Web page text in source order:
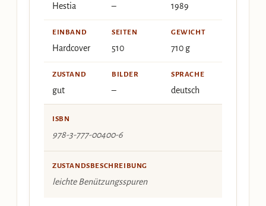
Hestia – 1989
EINBAND
Hardcover
SEITEN
510
GEWICHT
710 g
ZUSTAND
gut
BILDER
–
SPRACHE
deutsch
ISBN
978-3-777-00400-6
ZUSTANDSBESCHREIBUNG
leichte Benützungsspuren